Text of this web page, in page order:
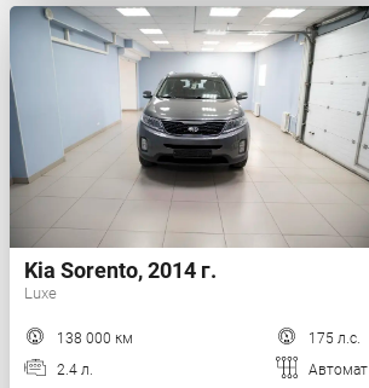
Kia Sorento, 2014 г.
Luxe
138 000 км
175 л.с.
2.4 л.
Автомат